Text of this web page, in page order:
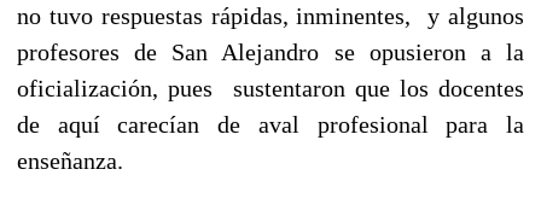
no tuvo respuestas rápidas, inminentes, y algunos
profesores de San Alejandro se opusieron a la
oficialización, pues sustentaron que los docentes
de aquí carecían de aval profesional para la
enseñanza.